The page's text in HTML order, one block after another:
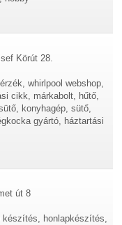
Körút 28.
whirlpool webshop,
cikk, márkabolt, hűtő,
konyhagép, sütő,
gyártó, háztartási
út 8
készítés, honlapkészítés,